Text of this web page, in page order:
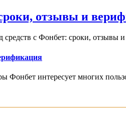
отзывы и
средств с Фонбет: сроки, отзывы
Фонбет интересует многих